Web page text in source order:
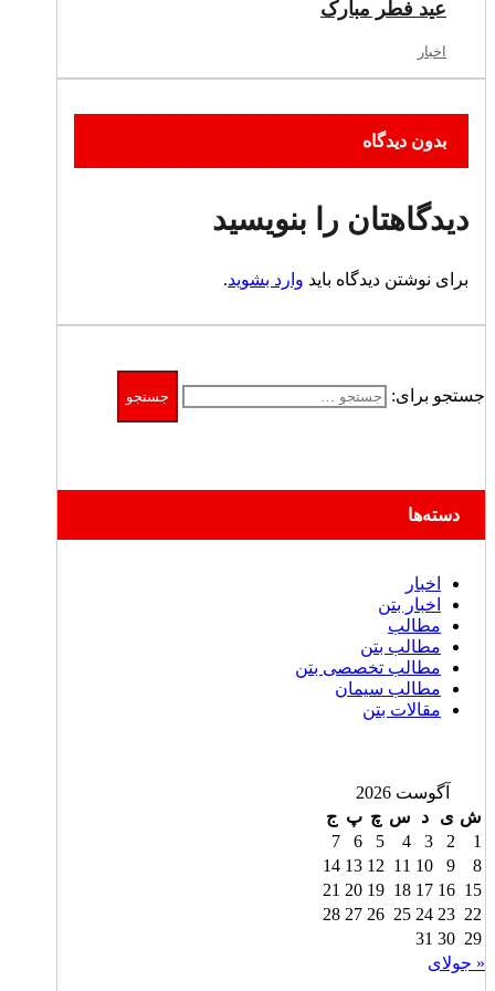
عید فطر مبارک
اخبار
بدون دیدگاه
دیدگاهتان را بنویسید
برای نوشتن دیدگاه باید وارد بشوید.
جستجو برای:
دسته‌ها
اخبار
اخبار بتن
مطالب
مطالب بتن
مطالب تخصصی بتن
مطالب سیمان
مقالات بتن
آگوست 2026
ش ی د س چ پ ج
1
2
3
4
5
6
7
8
9
10
11
12
13
14
15
16
17
18
19
20
21
22
23
24
25
26
27
28
29
30
31
« جولای